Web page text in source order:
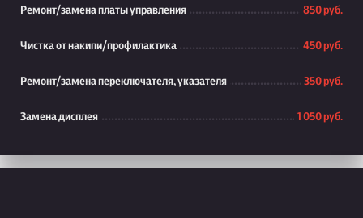
Ремонт/замена платы управления 850 руб.
Чистка от накипи/профилактика 450 руб.
Ремонт/замена переключателя, указателя 350 руб.
Замена дисплея 1 050 руб.